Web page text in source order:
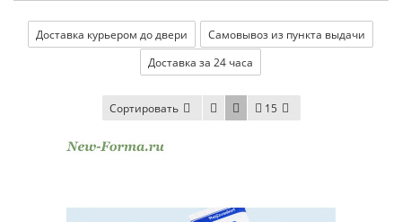
Доставка курьером до двери
Самовывоз из пункта выдачи
Доставка за 24 часа
Сортировать 15